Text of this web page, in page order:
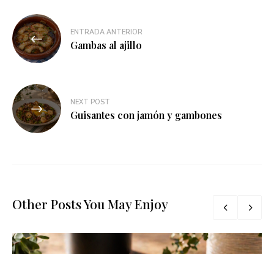
Navegación
de
entradas
ENTRADA ANTERIOR
Gambas al ajillo
NEXT POST
Guisantes con jamón y gambones
Other Posts You May Enjoy